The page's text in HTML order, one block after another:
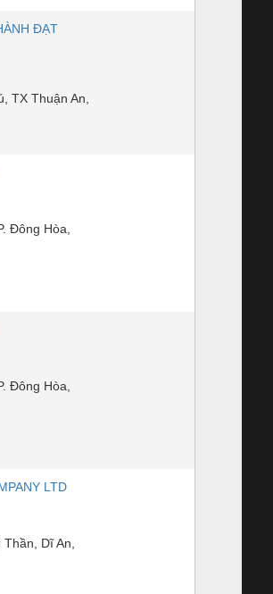
ĐẠT
TX Thuận An,
Đông Hòa,
Đông Hòa,
LTD
Dĩ An,